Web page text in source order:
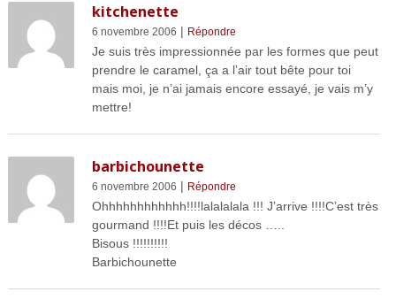
kitchenette
6 novembre 2006 | Répondre
Je suis très impressionnée par les formes que peut
prendre le caramel, ça a l’air tout bête pour toi
mais moi, je n’ai jamais encore essayé, je vais m’y
mettre!
barbichounette
6 novembre 2006 | Répondre
Ohhhhhhhhhhhh!!!!lalalalala !!! J’arrive !!!!C’est très
gourmand !!!!Et puis les décos …..
Bisous !!!!!!!!!!
Barbichounette